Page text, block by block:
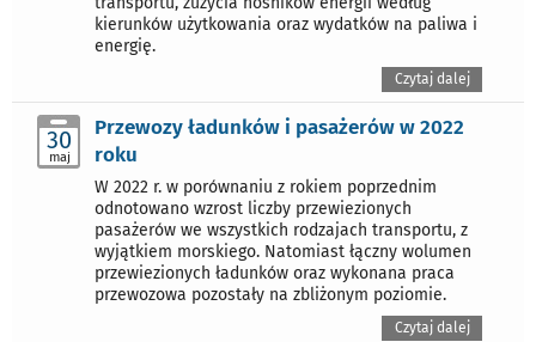
kierunków użytkowania oraz wydatków na paliwa i
energię.
Czytaj dalej
30
maj
Przewozy ładunków i pasażerów w 2022
roku
W 2022 r. w porównaniu z rokiem poprzednim
odnotowano wzrost liczby przewiezionych
pasażerów we wszystkich rodzajach transportu, z
wyjątkiem morskiego. Natomiast łączny wolumen
przewiezionych ładunków oraz wykonana praca
przewozowa pozostały na zbliżonym poziomie.
Czytaj dalej